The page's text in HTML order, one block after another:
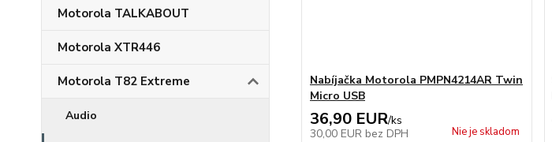
Motorola TALKABOUT
Motorola XTR446
Motorola T82 Extreme
Audio
Nabíjačka Motorola PMPN4214AR Twin
Micro USB
36,90 EUR/ks
30,00 EUR bez DPH Nie je skladom